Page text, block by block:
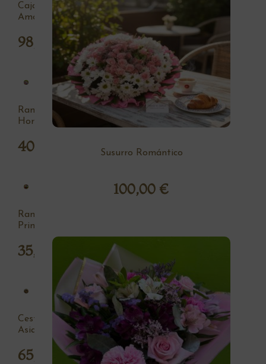
Susurro Romántico
100,00 €
Caja
Amor
98,00 €
Ramo
Hortensia
40,00
Ramo
Primavera
35,00
Cesta
Asia
65,00 €